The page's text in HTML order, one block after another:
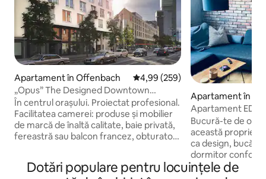
Apartament în Offenbach Scor mediu de 4,99 din 5, 259
4,99 (259)
„Opus” The Designed Downtown
Residence - Palatul
În centrul orașului. Proiectat profesional.
Facilitatea camerei: produse și mobilier
de marcă de înaltă calitate, baie privată,
fereastră sau balcon francez, obturator
pardoseală și pat matrimonial king-size
Apartament în
Apartament
Frankfurt
Bucură-te de o
această
ca design,
dormitor
matrimonial
Dotări populare pentru locuințele de